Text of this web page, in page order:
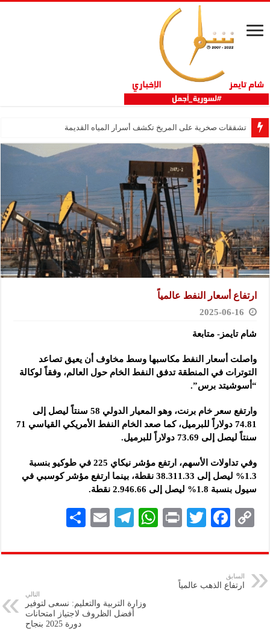
تشققات صخرية على المريخ تكشف أسرار المياه القديمة
ارتفاع أسعار النفط عالمياً
2025-06-16
شام تايمز- متابعة
واصلت أسعار النفط مكاسبها وسط مخاوف أن يعيق تصاعد
التوترات في المنطقة تدفق النفط الخام حول العالم، وفقاً لوكالة
“أسوشيتد برس”.
وارتفع سعر خام برنت، وهو المعيار الدولي 58 سنتاً ليصل إلى
74.81 دولاراً للبرميل، كما صعد الخام النفط الأمريكي القياسي 71
سنتاً ليصل إلى 73.69 دولاراً للبرميل.
وفي تداولات الأسهم، ارتفع مؤشر نيكاي 225 في طوكيو بنسبة
1.3% ليصل إلى 38.311.33 نقطة، بينما ارتفع مؤشر كوسبي في
سيول بنسبة 1.8% ليصل إلى 2.946.66 نقطة.
C
p
y
Li
F
eb
k
T
tt
er
P
nt
W
at
A
p
Te
gr
E
ai
ar
السابق
ارتفاع الذهب عالمياً
التالي
وزارة التربية والتعليم: نسعى لتوفير
أفضل الظروف لاجتياز امتحانات
دورة 2025 بنجاح